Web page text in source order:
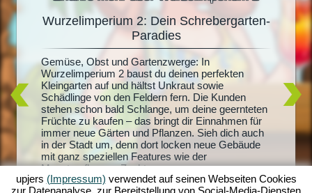
2
zu
auch
Wurzelimperium 2: Dein Schrebergarten-
Paradies
Gemüse, Obst und Gartenzwerge: In
Wurzelimperium 2 baust du deinen perfekten
Kleingarten auf und hältst Unkraut sowie
Schädlinge von den Feldern fern. Die Kunden
stehen schon bald Schlange, um deine geernteten
Früchte zu kaufen – das bringt dir Einnahmen für
immer neue Gärten und Pflanzen. Sieh dich auch
in der Stadt um, denn dort locken neue Gebäude
mit ganz speziellen Features wie der
Monsterpflanzen-Zucht...
Du
dich
und
upjers (Impressum) verwendet auf seinen Webseiten Cookies
zur Datenanalyse, zur Bereitstellung von Social-Media-Diensten